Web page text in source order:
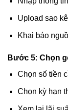
Upload sao
Khai báo
Bước 5: Chọn
Chọn số tiền
Chọn kỳ hạn